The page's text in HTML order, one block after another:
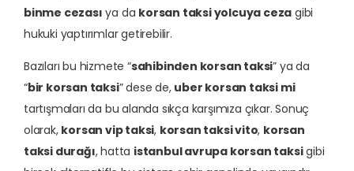
binme cezası ya da korsan taksi yolcuya ceza gibi
hukuki yaptırımlar getirebilir.
Bazıları bu hizmete “sahibinden korsan taksi” ya da
“bir korsan taksi” dese de, uber korsan taksi mi
tartışmaları da bu alanda sıkça karşımıza çıkar. Sonuç
olarak, korsan vip taksi, korsan taksi vito, korsan
taksi durağı, hatta istanbul avrupa korsan taksigibi